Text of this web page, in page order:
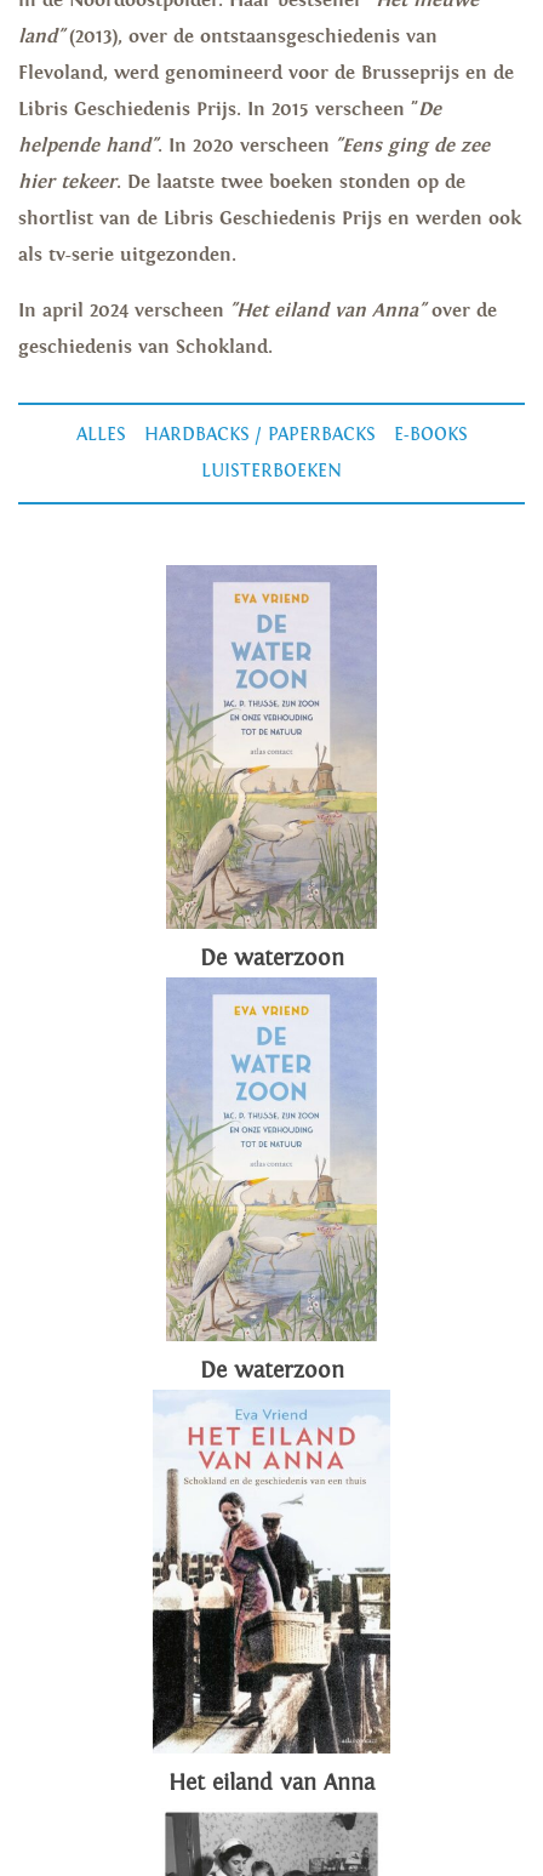
land"(2013), over de ontstaansgeschiedenis van
Flevoland, werd genomineerd voor de Brusseprijs en de
Libris Geschiedenis Prijs. In 2015 verscheen "De
helpende hand". In 2020 verscheen "Eens ging de zee
hier tekeer. De laatste twee boeken stonden op de
shortlist van de Libris Geschiedenis Prijs en werden ook
als tv-serie uitgezonden.
In april 2024 verscheen "Het eiland van Anna"over de
geschiedenis van Schokland.
ALLES HARDBACKS / PAPERBACKS
E-BOOKS
LUISTERBOEKEN
De waterzoon
De waterzoon
Het eiland van Anna